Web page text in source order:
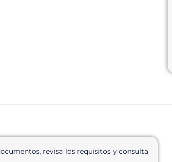
revisa los requisitos y consulta